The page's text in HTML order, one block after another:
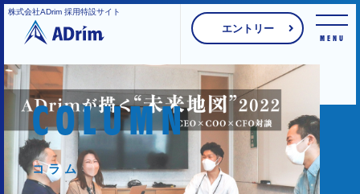
株式会社ADrim 採用特設サイト
エントリー
MENU
COLUMN
コラム